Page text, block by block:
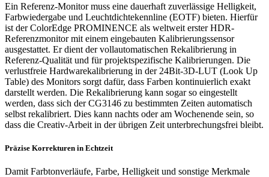
Ein Referenz-Monitor muss eine dauerhaft zuverlässige Helligkeit,
Farbwiedergabe und Leuchtdichtekennline (EOTF) bieten. Hierfür
ist der ColorEdge PROMINENCE als weltweit erster HDR-
Referenzmonitor mit einem eingebauten Kalibrierungssensor
ausgestattet. Er dient der vollautomatischen Rekalibrierung in
Referenz-Qualität und für projektspezifische Kalibrierungen. Die
verlustfreie Hardwarekalibrierung in der 24Bit-3D-LUT (Look Up
Table) des Monitors sorgt dafür, dass Farben kontinuierlich exakt
darstellt werden. Die Rekalibrierung kann sogar so eingestellt
werden, dass sich der CG3146 zu bestimmten Zeiten automatisch
selbst rekalibriert. Dies kann nachts oder am Wochenende sein, so
dass die Creativ-Arbeit in der übrigen Zeit unterbrechungsfrei bleibt.
Präzise Korrekturen in Echtzeit
Damit Farbtonverläufe, Farbe, Helligkeit und sonstige Merkmale